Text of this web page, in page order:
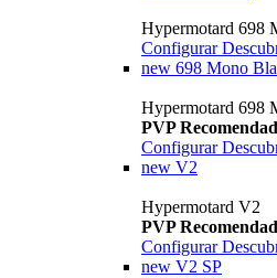
Hypermotard 698
Configurar
new 698 Mono
Hypermotard 698
PVP
Configurar
new V2
Hypermotard V2
PVP
Configurar
new V2 SP